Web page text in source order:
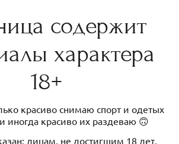
содержит
характера
18+
красиво снимаю спорт и одетых
иногда красиво их раздеваю 🙃
лицам, не достигшим 18 лет,